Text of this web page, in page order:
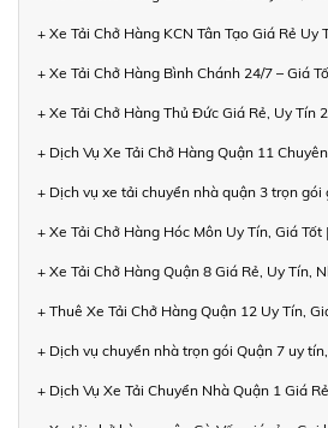
+ Xe Tải Chở Hàng KCN Tân Tạo Giá Rẻ Uy
+ Xe Tải Chở Hàng Bình Chánh 24/7 – Giá
+ Xe Tải Chở Hàng Thủ Đức Giá Rẻ, Uy Tín
+ Dịch Vụ Xe Tải Chở Hàng Quận 11
+ Dịch vụ xe tải chuyển nhà quận 3 trọn gói
+ Xe Tải Chở Hàng Hóc Môn Uy Tín, Giá Tốt
+ Xe Tải Chở Hàng Quận 8 Giá Rẻ, Uy Tín,
+ Thuê Xe Tải Chở Hàng Quận 12 Uy Tín,
+ Dịch vụ chuyển nhà trọn gói Quận 7 uy
+ Dịch Vụ Xe Tải Chuyển Nhà Quận 1 Giá